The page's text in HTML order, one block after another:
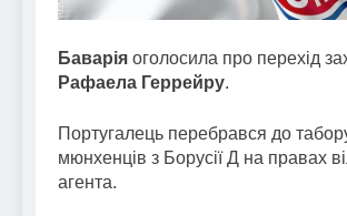
Баварія оголосила про перехід
Рафаела Геррейру.
Португалець перебрався до
мюнхенців з Борусії Д на правах
агента.